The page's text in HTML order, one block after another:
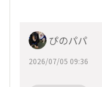
ぴのパパ
2026/07/05 09:36